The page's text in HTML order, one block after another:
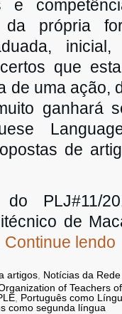
e
própria
inicial,
que
de uma ação,
ganhará
de
do PLJ#11/
de
Continue lendo
artigos Notícias da Rede
of Teachers
Português como
como segunda língua